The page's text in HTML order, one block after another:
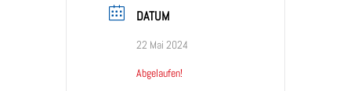
DATUM
22 Mai 2024
Abgelaufen!